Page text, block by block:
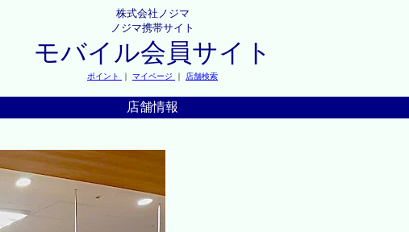
株式会社ノジマ
ノジマ携帯サイト
モバイル会員サイト
ポイント ｜ マイページ ｜ 店舗検索
店舗情報